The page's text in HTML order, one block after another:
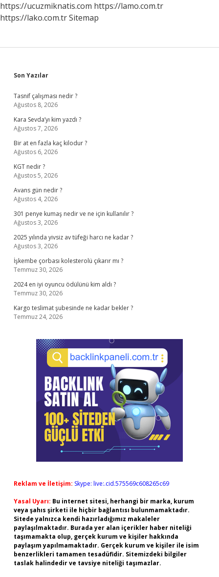
https://ucuzmiknatis.com https://lamo.com.tr
https://lako.com.trSitemap
Sidebar
Son Yazılar
Tasnif çalışması nedir ?
Ağustos 8, 2026
Kara Sevda’yı kim yazdı ?
Ağustos 7, 2026
Bir at en fazla kaç kilodur ?
Ağustos 6, 2026
KGT nedir ?
Ağustos 5, 2026
Avans gün nedir ?
Ağustos 4, 2026
301 penye kumaş nedir ve ne için kullanılır ?
Ağustos 3, 2026
2025 yılında yivsiz av tüfeği harcı ne kadar ?
Ağustos 3, 2026
İşkembe çorbası kolesterolü çıkarır mı ?
Temmuz 30, 2026
2024 en iyi oyuncu ödülünü kim aldı ?
Temmuz 30, 2026
Kargo teslimat şubesinde ne kadar bekler ?
Temmuz 24, 2026
Reklam ve İletişim: Skype: live:.cid.575569c608265c69
Yasal Uyarı: Bu internet sitesi, herhangi bir marka, kurum
veya şahıs şirketi ile hiçbir bağlantısı bulunmamaktadır.
Sitede yalnızca kendi hazırladığımız makaleler
paylaşılmaktadır. Burada yer alan içerikler haber niteliği
taşımamakta olup, gerçek kurum ve kişiler hakkında
paylaşım yapılmamaktadır. Gerçek kurum ve kişiler ile isim
benzerlikleri tamamen tesadüfidir. Sitemizdeki bilgiler
taslak halindedir ve tavsiye niteliği taşımazlar.